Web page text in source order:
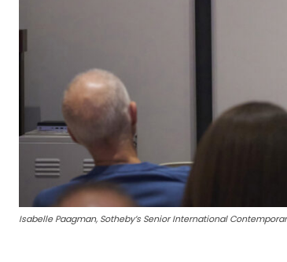
Isabelle Paagman, Sotheby’s Senior International